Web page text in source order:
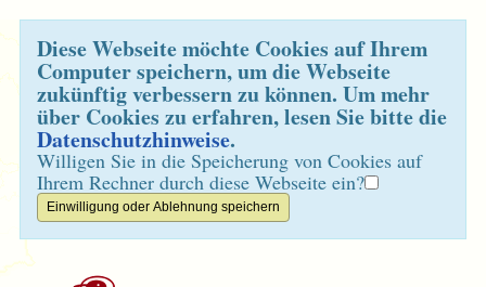
Diese Webseite möchte Cookies auf Ihrem
Computer speichern, um die Webseite
zukünftig verbessern zu können. Um mehr
über Cookies zu erfahren, lesen Sie bitte die
Datenschutzhinweise.
Willigen Sie in die Speicherung von Cookies auf
Ihrem Rechner durch diese Webseite ein?